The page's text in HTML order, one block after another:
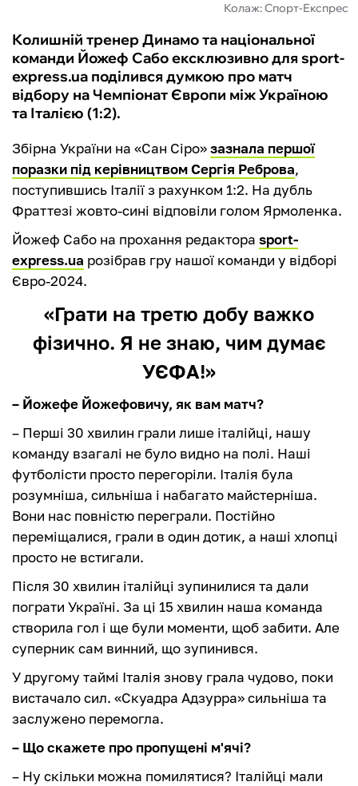
Колаж: Спорт-Експрес
Колишній тренер Динамо та національної
команди Йожеф Сабо ексклюзивно для sport-
express.ua поділився думкою про матч
відбору на Чемпіонат Європи між Україною
та Італією (1:2).
Збірна України на «Сан Сіро»зазнала першої
поразки під керівництвом Сергія Реброва,
поступившись Італії з рахунком 1:2. На дубль
Фраттезі жовто-сині відповіли голом Ярмоленка.
Йожеф Сабо на прохання редактора sport-
express.ua розібрав гру нашої команди у відборі
Євро-2024.
«Грати на третю добу важко
фізично. Я не знаю, чим думає
УЄФА!»
– Йожефе Йожефовичу, як вам матч?
– Перші 30 хвилин грали лише італійці, нашу
команду взагалі не було видно на полі. Наші
футболісти просто перегоріли. Італія була
розумніша, сильніша і набагато майстерніша.
Вони нас повністю переграли. Постійно
переміщалися, грали в один дотик, а наші хлопці
просто не встигали.
Після 30 хвилин італійці зупинилися та дали
пограти Україні. За ці 15 хвилин наша команда
створила гол і ще були моменти, щоб забити. Але
суперник сам винний, що зупинився.
У другому таймі Італія знову грала чудово, поки
вистачало сил. «Скуадра Адзурра» сильніша та
заслужено перемогла.
– Що скажете про пропущені м'ячі?
– Ну скільки можна помилятися? Італійці мали